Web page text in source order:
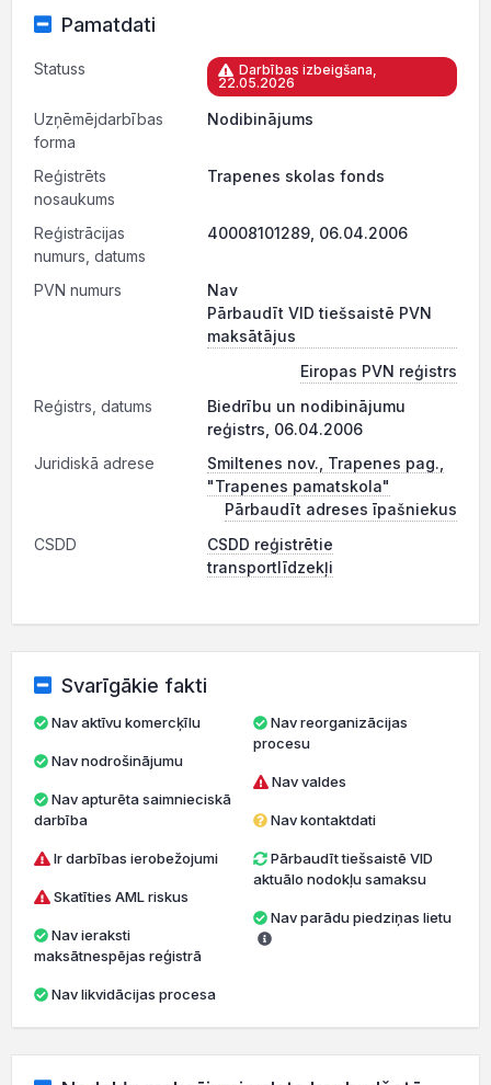
Pamatdati
Statuss
Darbības izbeigšana,
22.05.2026
Uzņēmējdarbības
forma
Nodibinājums
Reģistrēts
nosaukums
Trapenes skolas fonds
Reģistrācijas
numurs, datums
40008101289, 06.04.2006
PVN numurs
Nav
Pārbaudīt VID tiešsaistē PVN
maksātājus
Eiropas PVN reģistrs
Reģistrs, datums
Biedrību un nodibinājumu
reģistrs, 06.04.2006
Juridiskā adrese
Smiltenes nov., Trapenes pag.,
"Trapenes pamatskola"
Pārbaudīt adreses īpašniekus
CSDD
CSDD reģistrētie
transportlīdzekļi
Svarīgākie fakti
Nav aktīvu komercķīlu
Nav nodrošinājumu
darbība
Ir darbības ierobežojumi
Skatīties AML riskus
maksātnespējas reģistrā
Nav likvidācijas procesa
Nav reorganizācijas
procesu
Nav valdes
Nav kontaktdati
Pārbaudīt tiešsaistē VID
aktuālo nodokļu samaksu
Nav parādu piedziņas lietu